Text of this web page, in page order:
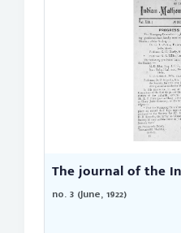
The journal of the
no. 3 (June, 1922)